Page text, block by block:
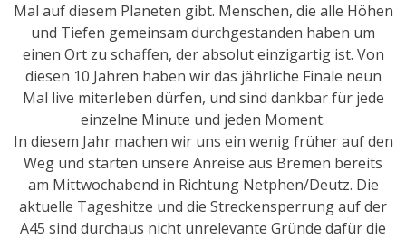
Mal auf diesem Planeten gibt. Menschen, die alle Höhen
und Tiefen gemeinsam durchgestanden haben um
einen Ort zu schaffen, der absolut einzigartig ist. Von
diesen 10 Jahren haben wir das jährliche Finale neun
Mal live miterleben dürfen, und sind dankbar für jede
einzelne Minute und jeden Moment.
In diesem Jahr machen wir uns ein wenig früher auf den
Weg und starten unsere Anreise aus Bremen bereits
am Mittwochabend in Richtung Netphen/Deutz. Die
aktuelle Tageshitze und die Streckensperrung auf der
A45 sind durchaus nicht unrelevante Gründe dafür die